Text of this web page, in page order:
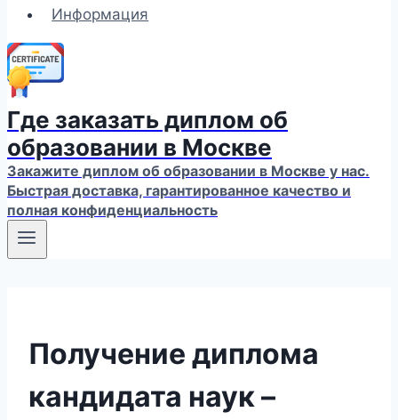
Информация
Где заказать диплом об
образовании в Москве
Закажите диплом об образовании в Москве у нас.
Быстрая доставка, гарантированное качество и
полная конфиденциальность
Получение диплома
кандидата наук –